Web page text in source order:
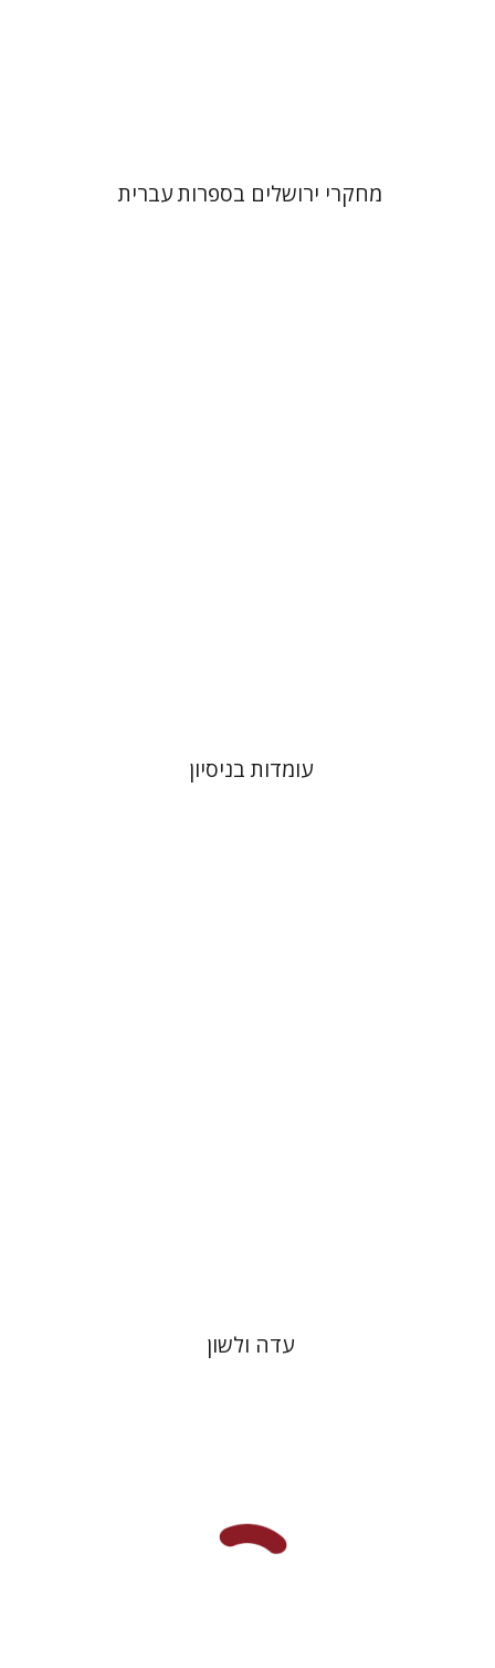
מחקרי ירושלים בספרות עברית
עומדות בניסיון
עדה ולשון